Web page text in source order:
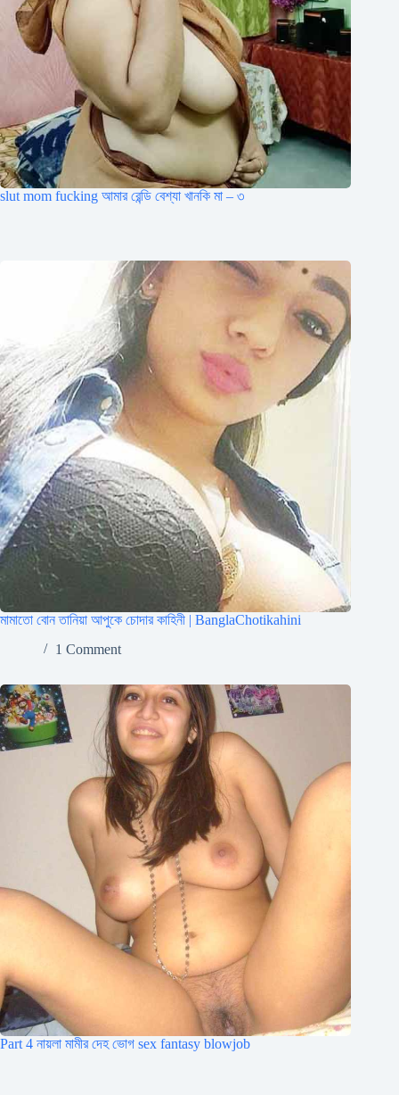
slut mom fucking আমার রেন্ডি বেশ্যা খানকি মা – ৩
মামাতো বোন তানিয়া আপুকে চোদার কাহিনী | BanglaChotikahini
1 Comment
Part 4 নায়লা মামীর দেহ ভোগ sex fantasy blowjob